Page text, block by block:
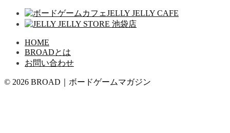
HOME
BROADとは
お問い合わせ
© 2026 BROAD｜ボードゲームマガジン